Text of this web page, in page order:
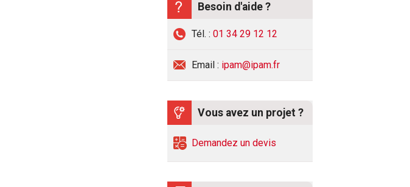
Besoin d'aide ?
Tél. :01 34 29 12 12
Email : ipam@ipam.fr
Vous avez un projet ?
Demandez un devis